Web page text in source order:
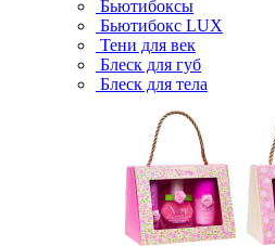
Бьютибоксы
Бьютибокс LUX
Тени для век
Блеск для губ
Блеск для тела